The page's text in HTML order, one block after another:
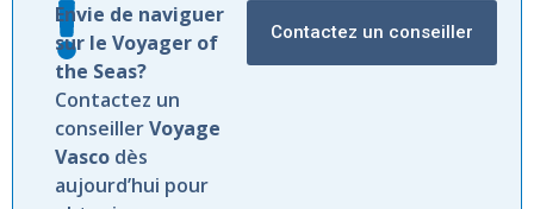
Envie de naviguer
sur le Voyager of
the Seas?
Contactez un
conseillerVoyage
Vasco dès
aujourd’hui pour
Contactez un conseiller